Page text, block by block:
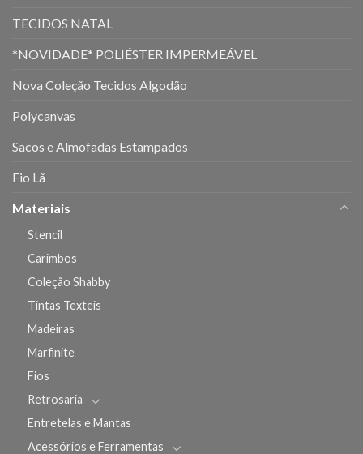
TECIDOS NATAL
*NOVIDADE* POLIÉSTER IMPERMEÁVEL
Nova Coleção Tecidos Algodão
Polycanvas
Sacos e Almofadas Estampados
Fio Lã
Materiais
Stencil
Carimbos
Coleção Shabby
Tintas Texteis
Madeiras
Marfinite
Fios
Retrosaria
Entretelas e Mantas
Acessórios e Ferramentas